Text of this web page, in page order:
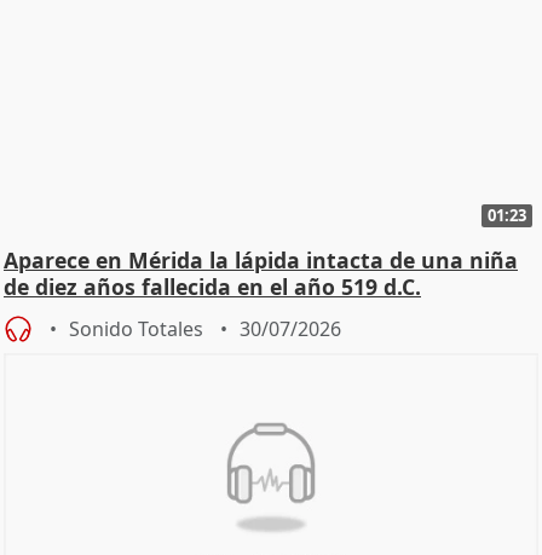
01:23
Aparece en Mérida la lápida intacta de una niña
de diez años fallecida en el año 519 d.C.
Sonido Totales 30/07/2026